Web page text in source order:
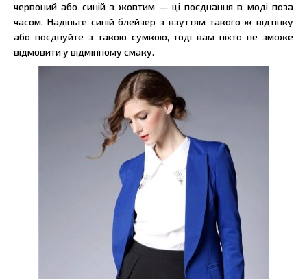
червоний або синій з жовтим — ці поєднання в моді поза
часом. Надіньте синій блейзер з взуттям такого ж відтінку
або поєднуйте з такою сумкою, тоді вам ніхто не зможе
відмовити у відмінному смаку.